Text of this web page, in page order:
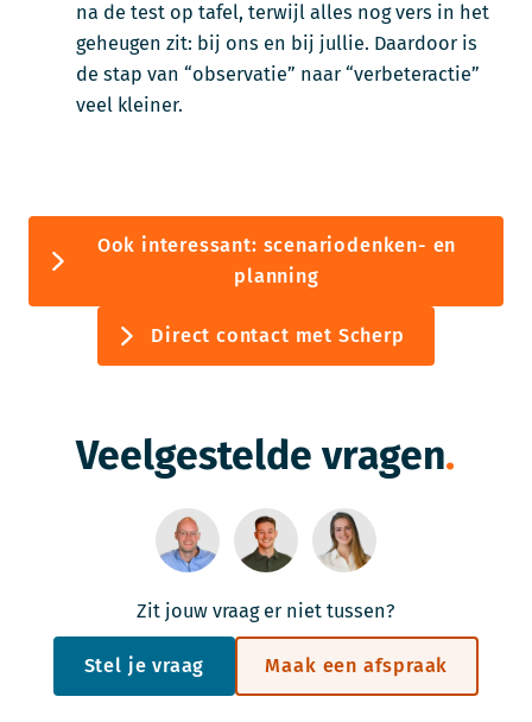
na de test op tafel, terwijl alles nog vers in het
geheugen zit: bij ons en bij jullie. Daardoor is
de stap van “observatie” naar “verbeteractie”
veel kleiner.
Ook interessant: scenariodenken- en
planning
Direct contact met Scherp
Veelgestelde vragen
Zit jouw vraag er niet tussen?
Stel je vraag Maak een afspraak